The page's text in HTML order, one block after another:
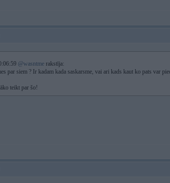
@wasntme rakstīja:
par siem ? Ir kadam kada saskarsme, vai ari kads kaut ko pats var
teikt par šo!